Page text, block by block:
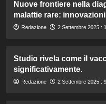
Nuove frontiere nella
malattie rare:
Redazione 2 Settembre 2025 :
Studio rivela come il
significativamente.
Redazione 2 Settembre 2025 :